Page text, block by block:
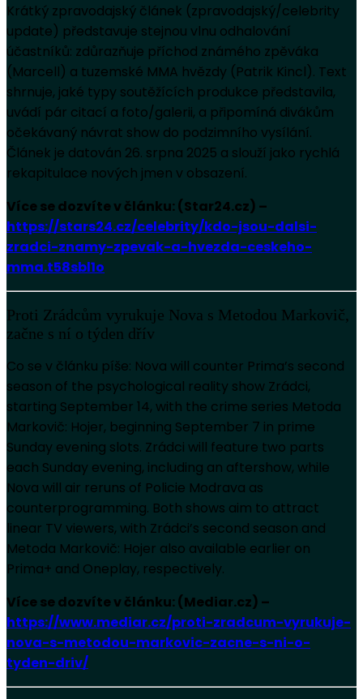
Krátký zpravodajský článek (zpravodajský/celebrity
update) představuje stejnou vlnu odhalování
účastníků: zdůrazňuje příchod známého zpěváka
(Marcell) a tuzemské MMA hvězdy (Patrik Kincl). Text
shrnuje, jaké typy soutěžících produkce představila,
uvádí pár citací a foto/galerii, a připomíná divákům
očekávaný návrat show do podzimního vysílání.
Článek je datován 26. srpna 2025 a slouží jako rychlá
rekapitulace nových jmen v obsazení.
Více se dozvíte v článku: (Star24.cz) –
https://stars24.cz/celebrity/kdo-jsou-dalsi-
zradci-znamy-zpevak-a-hvezda-ceskeho-
mma.t58sbl1o
Proti Zrádcům vyrukuje Nova s Metodou Markovič,
začne s ní o týden dřív
Co se v článku píše: Nova will counter Prima’s second
season of the psychological reality show Zrádci,
starting September 14, with the crime series Metoda
Markovič: Hojer, beginning September 7 in prime
Sunday evening slots. Zrádci will feature two parts
each Sunday evening, including an aftershow, while
Nova will air reruns of Policie Modrava as
counterprogramming. Both shows aim to attract
linear TV viewers, with Zrádci’s second season and
Metoda Markovič: Hojer also available earlier on
Prima+ and Oneplay, respectively.
Více se dozvíte v článku: (Mediar.cz) –
https://www.mediar.cz/proti-zradcum-vyrukuje-
nova-s-metodou-markovic-zacne-s-ni-o-
tyden-driv/